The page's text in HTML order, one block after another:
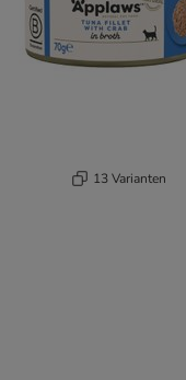
13 Varianten